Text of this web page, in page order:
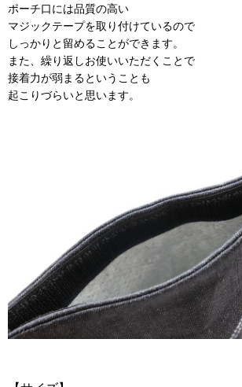
ポーチ口には品質の高い
マジックテープを取り付けているので
しっかりと留めることができます。
また、繰り返しお使いいただくことで
接着力が弱まるということも
起こりづらいと思います。